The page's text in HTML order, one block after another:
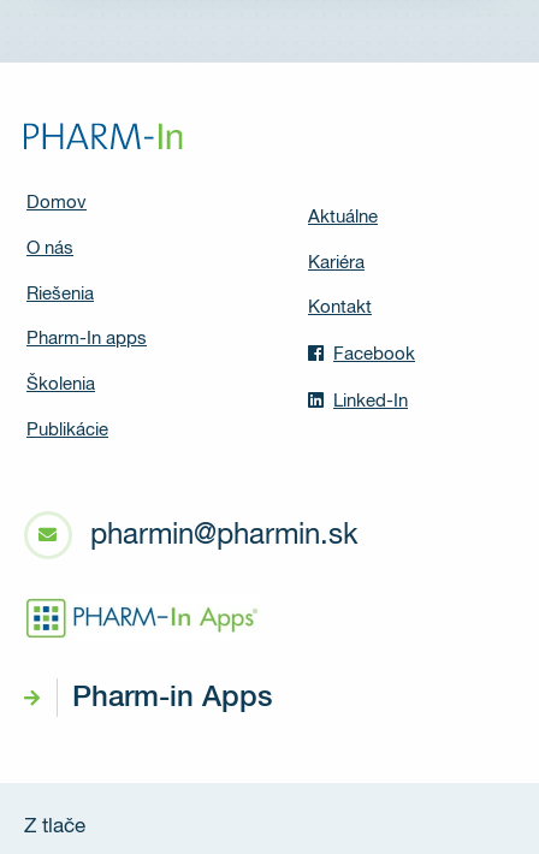
Domov
O nás
Riešenia
Pharm-In apps
Školenia
Publikácie
Aktuálne
Kariéra
Kontakt
Facebook
Linked-In
pharmin@pharmin.sk
Pharm-in Apps
Z tlače